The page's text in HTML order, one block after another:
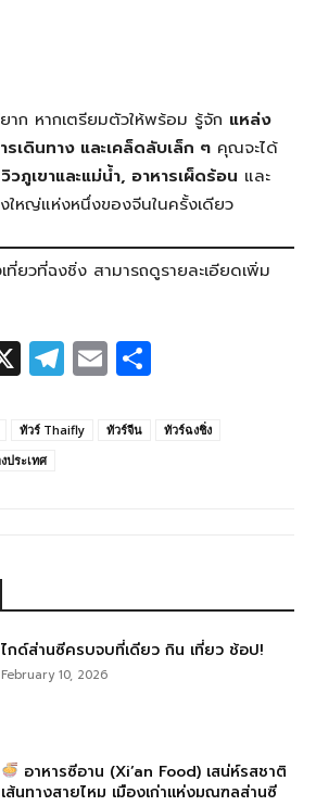
าก หากเตรียมตัวให้พร้อม รู้จัก แหล่ง
เดินทาง และเคล็ดลับเล็ก ๆ คุณจะได้
วภูเขาและแม่น้ำ, อาหารเผ็ดร้อน และ
ใหญ่แห่งหนึ่งของจีนในครั้งเดียว
ที่ยวที่ฉงชิ่ง สามารถดูรายละเอียดเพิ่ม
X T
el
e
E
m
ail ar
ทัวร์ Thaifly ทัวร์จีน
ทัวร์ฉงชิ่ง
ประเทศ
ไกด์ส่านซีครบจบที่เดียว กิน เที่ยว ช้อป!
February 10, 2026
อาหารซีอาน (Xi’an Food) เสน่ห์รสชาติ
เส้นทางสายไหม เมืองเก่าแห่งมณฑลส่านซี